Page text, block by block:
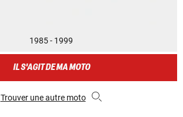
1985 - 1999
IL S'AGIT DE MA MOTO
Trouver une autre moto